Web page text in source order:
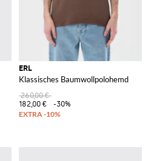
ERL
Klassisches Baumwollpolohemd
260,00 €
182,00 €
-30%